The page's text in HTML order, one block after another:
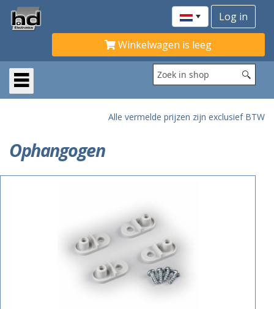
Winkelwagen is leeg
Alle vermelde prijzen zijn exclusief BTW
Ophangogen